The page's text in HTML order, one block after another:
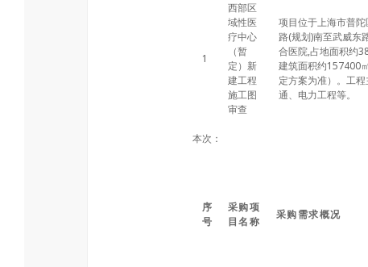
1
西部区
域性医
疗中心
（暂
定）新
建工程
施工图
审查
项目位于上海市普
路(规划)南至武威东
合医院,占地面积约
建筑面积约157400
定方案为准）。工
通、电力工程等。
本次：
序
号
采购项
目名称
采购需求概况